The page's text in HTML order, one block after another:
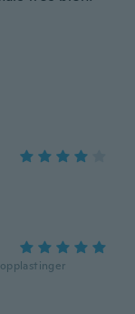
opplastinger